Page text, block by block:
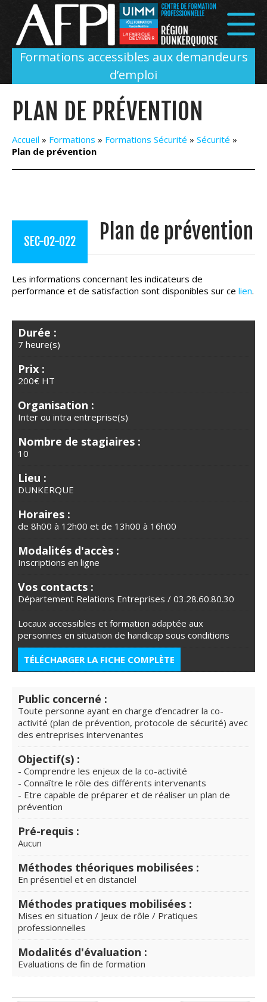
Formations accessibles aux demandeurs
d’emploi
PLAN DE PRÉVENTION
Accueil » Formations » Formations Sécurité » Sécurité »
Plan de prévention
SEC-02-022 Plan de prévention
Les informations concernant les indicateurs de
performance et de satisfaction sont disponibles sur ce lien.
Durée :
7 heure(s)
Prix :
200€ HT
Organisation :
Inter ou intra entreprise(s)
Nombre de stagiaires :
10
Lieu :
DUNKERQUE
Horaires :
de 8h00 à 12h00 et de 13h00 à 16h00
Modalités d'accès :
Inscriptions en ligne
Vos contacts :
Département Relations Entreprises / 03.28.60.80.30
Locaux accessibles et formation adaptée aux
personnes en situation de handicap sous conditions
TÉLÉCHARGER LA FICHE COMPLÈTE
Public concerné :
Toute personne ayant en charge d’encadrer la co-
activité (plan de prévention, protocole de sécurité) avec
des entreprises intervenantes
Objectif(s) :
- Comprendre les enjeux de la co-activité
- Connaître le rôle des différents intervenants
- Etre capable de préparer et de réaliser un plan de
prévention
Pré-requis :
Aucun
Méthodes théoriques mobilisées :
En présentiel et en distanciel
Méthodes pratiques mobilisées :
Mises en situation / Jeux de rôle / Pratiques
professionnelles
Modalités d'évaluation :
Evaluations de fin de formation
Panneau de gestion des cookies